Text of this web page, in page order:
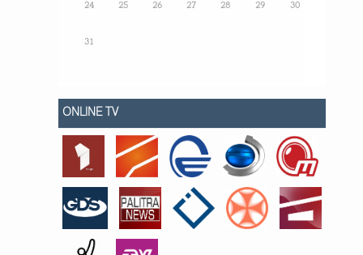
24 25 26 27 28 29 30
31
ONLINE TV